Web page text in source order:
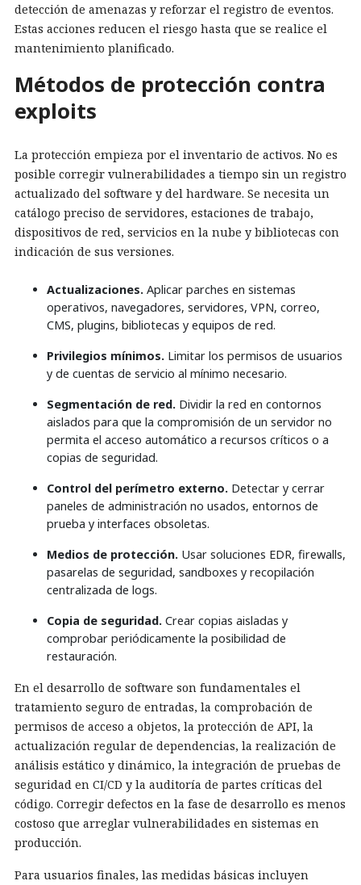
detección de amenazas y reforzar el registro de eventos.
Estas acciones reducen el riesgo hasta que se realice el
mantenimiento planificado.
Métodos de protección contra
exploits
La protección empieza por el inventario de activos. No es
posible corregir vulnerabilidades a tiempo sin un registro
actualizado del software y del hardware. Se necesita un
catálogo preciso de servidores, estaciones de trabajo,
dispositivos de red, servicios en la nube y bibliotecas con
indicación de sus versiones.
Actualizaciones. Aplicar parches en sistemas
operativos, navegadores, servidores, VPN, correo,
CMS, plugins, bibliotecas y equipos de red.
Privilegios mínimos. Limitar los permisos de usuarios
y de cuentas de servicio al mínimo necesario.
Segmentación de red. Dividir la red en contornos
aislados para que la compromisión de un servidor no
permita el acceso automático a recursos críticos o a
copias de seguridad.
Control del perímetro externo. Detectar y cerrar
paneles de administración no usados, entornos de
prueba y interfaces obsoletas.
Medios de protección. Usar soluciones EDR, firewalls,
pasarelas de seguridad, sandboxes y recopilación
centralizada de logs.
Copia de seguridad. Crear copias aisladas y
comprobar periódicamente la posibilidad de
restauración.
En el desarrollo de software son fundamentales el
tratamiento seguro de entradas, la comprobación de
permisos de acceso a objetos, la protección de API, la
actualización regular de dependencias, la realización de
análisis estático y dinámico, la integración de pruebas de
seguridad en CI/CD y la auditoría de partes críticas del
código. Corregir defectos en la fase de desarrollo es menos
costoso que arreglar vulnerabilidades en sistemas en
producción.
Para usuarios finales, las medidas básicas incluyen